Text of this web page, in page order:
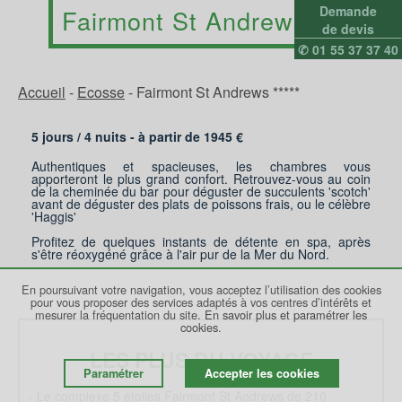
Demande
de devis
✆ 01 55 37 37 40
Fairmont St Andrews 5*
Accueil - Ecosse- Fairmont St Andrews *****
5 jours / 4 nuits - à partir de 1945 €
Authentiques et spacieuses, les chambres vous
apporteront le plus grand confort. Retrouvez-vous au coin
de la cheminée du bar pour déguster de succulents 'scotch'
avant de déguster des plats de poissons frais, ou le célèbre
'Haggis'
Profitez de quelques instants de détente en spa, après
s'être réoxygéné grâce à l'air pur de la Mer du Nord.
LES PLUS DU VOYAGE
En poursuivant votre navigation, vous acceptez l’utilisation des cookies
pour vous proposer des services adaptés à vos centres d’intérêts et
mesurer la fréquentation du site. En savoir plus et paramétrer les
cookies.
Paramétrer Accepter les cookies